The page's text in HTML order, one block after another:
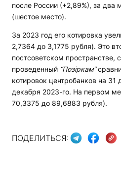
после России (+2,89%), за два
(шестое место).
За 2023 год его котировка
2,7364 до 3,1775 рубля). Это
постсоветском пространстве,
проведенный “Позіркам”
котировок центробанков на 31
декабря 2023-го. На первом
70,3375 до 89,6883 рубля).
ПОДЕЛИТЬСЯ: